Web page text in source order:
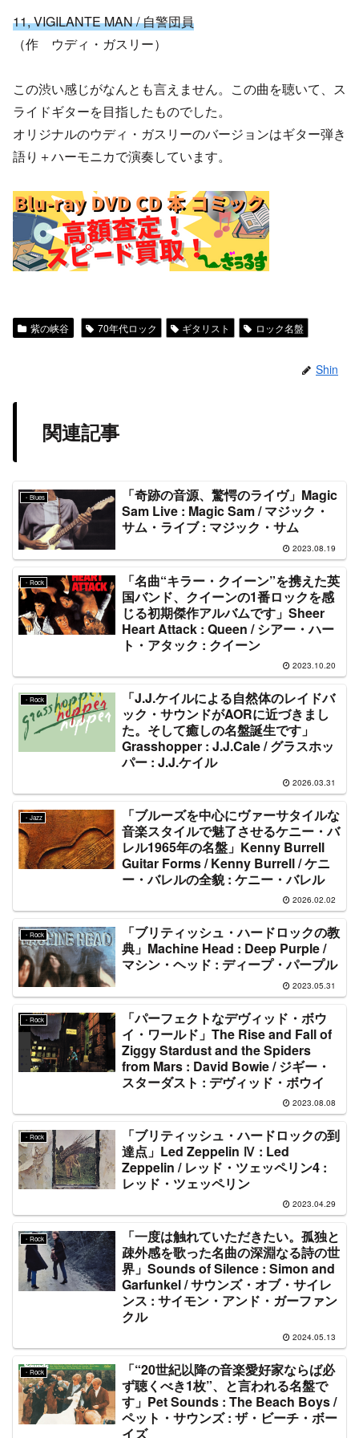
11, VIGILANTE MAN / 自警団員
（作 ウディ・ガスリー）
この渋い感じがなんとも言えません。この曲を聴いて、ス
ライドギターを目指したものでした。
オリジナルのウディ・ガスリーのバージョンはギター弾き
語り＋ハーモニカで演奏しています。
紫の峡谷 70年代ロック ギタリスト ロック名盤
Shin
関連記事
・Blues
「奇跡の音源、驚愕のライヴ」Magic
Sam Live : Magic Sam / マジック・
サム・ライブ : マジック・サム
2023.08.19
・Rock
「名曲“キラー・クイーン”を携えた英
国バンド、クイーンの1番ロックを感
じる初期傑作アルバムです」Sheer
Heart Attack : Queen / シアー・ハー
ト・アタック : クイーン
2023.10.20
・Rock
「J.J.ケイルによる自然体のレイドバ
ック・サウンドがAORに近づきまし
た。そして癒しの名盤誕生です」
Grasshopper : J.J.Cale / グラスホッ
パー : J.J.ケイル
2026.03.31
・Jazz
「ブルーズを中心にヴァーサタイルな
音楽スタイルで魅了させるケニー・バ
レル1965年の名盤」Kenny Burrell
Guitar Forms / Kenny Burrell / ケニ
ー・バレルの全貌 : ケニー・バレル
2026.02.02
・Rock
「ブリティッシュ・ハードロックの教
典」Machine Head : Deep Purple /
マシン・ヘッド : ディープ・パープル
2023.05.31
・Rock
「パーフェクトなデヴィッド・ボウ
イ・ワールド」The Rise and Fall of
Ziggy Stardust and the Spiders
from Mars : David Bowie / ジギー・
スターダスト : デヴィッド・ボウイ
2023.08.08
・Rock
「ブリティッシュ・ハードロックの到
達点」Led Zeppelin Ⅳ : Led
Zeppelin / レッド・ツェッペリン4 :
レッド・ツェッペリン
2023.04.29
・Rock
「一度は触れていただきたい。孤独と
疎外感を歌った名曲の深淵なる詩の世
界」Sounds of Silence : Simon and
Garfunkel / サウンズ・オブ・サイレ
ンス : サイモン・アンド・ガーファン
クル
2024.05.13
・Rock
「“20世紀以降の音楽愛好家ならば必
ず聴くべき1枚”、と言われる名盤で
す」Pet Sounds : The Beach Boys /
ペット・サウンズ : ザ・ビーチ・ボー
イズ